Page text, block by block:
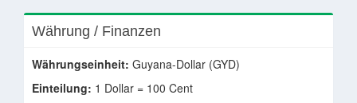
Währung / Finanzen
Währungseinheit: Guyana-Dollar (GYD)
Einteilung: 1 Dollar = 100 Cent